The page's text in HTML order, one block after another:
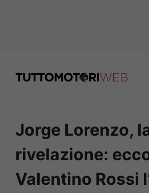
Jorge Lorenzo,
rivelazione:
Valentino Rossi